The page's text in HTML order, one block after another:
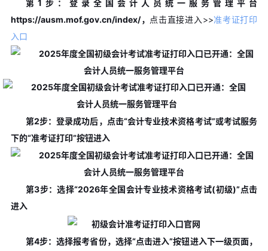
第1步：登录全国会计人员统一服务管理平台
https://ausm.mof.gov.cn/index/， 点击直接进入>>准考证打印
入口
第2步：登录成功后，点击“会计专业技术资格考试”或考试服务
下的“准考证打印”按钮进入
第3步：选择“2026年全国会计专业技术资格考试(初级)”点击
进入
第4步：选择报考省份，选择“点击进入”按钮进入下一级页面，